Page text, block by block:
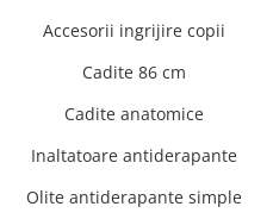
Aparate de sanatate si ingrijire
Cantare bebelusi si copii
Termometre copii
Baie
Accesorii ingrijire copii
Cadite 86 cm
Cadite anatomice
Inaltatoare antiderapante
Olite antiderapante simple